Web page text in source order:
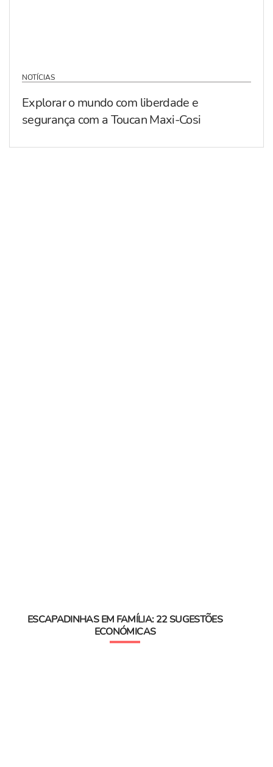
NOTÍCIAS
Explorar o mundo com liberdade e
segurança com a Toucan Maxi-Cosi
ESCAPADINHAS EM FAMÍLIA: 22 SUGESTÕES
ECONÓMICAS